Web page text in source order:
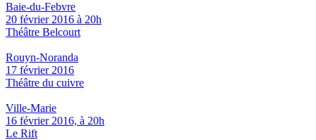
Baie-du-Febvre
20 février 2016 à 20h
Théâtre Belcourt
Rouyn-Noranda
17 février 2016
Théâtre du cuivre
Ville-Marie
16 février 2016, à 20h
Le Rift